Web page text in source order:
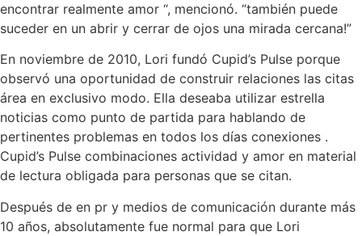
encontrar realmente amor “, mencionó. “también puede
suceder en un abrir y cerrar de ojos una mirada cercana!”
En noviembre de 2010, Lori fundó Cupid’s Pulse porque
observó una oportunidad de construir relaciones las citas
área en exclusivo modo. Ella deseaba utilizar estrella
noticias como punto de partida para hablando de
pertinentes problemas en todos los días conexiones .
Cupid’s Pulse combinaciones actividad y amor en material
de lectura obligada para personas que se citan.
Después de en pr y medios de comunicación durante más
10 años, absolutamente fue normal para que Lori